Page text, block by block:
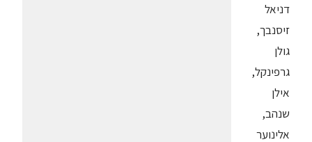
דניאל
זיסנבך,
גולן
גרפינקל,
אילן
שנהב,
אלינוער